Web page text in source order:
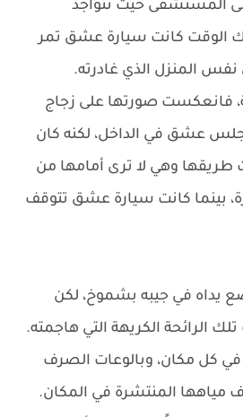
المستشفى حيث تتواجد
الوقت كانت سيارة عشق تمر
نفس المنزل الذي غادرته.
فانعكست صورتها على زجاج
عشق في الداخل، لكنه كان
طريقها وهي لا ترى أمامها من
بينما كانت سيارة عشق تتوقف
يداه في جيبه بشموخ، لكن
الرائحة الكريهة التي هاجمته.
في كل مكان، وبالوعات الصرف
مياهها المنتشرة في المكان.